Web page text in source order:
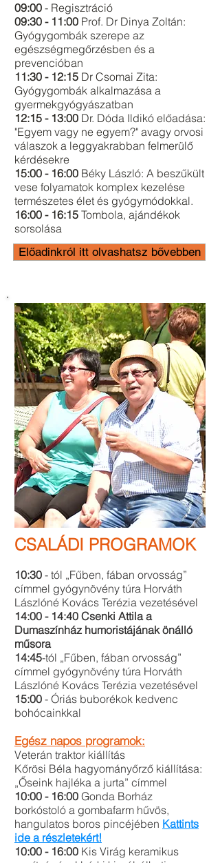
09:00 - Regisztráció
09:30 - 11:00 Prof. Dr Dinya Zoltán:
Gyógygombák szerepe az
egészségmegőrzésben és a
prevencióban
11:30 - 12:15 Dr Csomai Zita:
Gyógygombák alkalmazása a
gyermekgyógyászatban
12:15 - 13:00 Dr. Dóda Ildikó előadása:
"Egyem vagy ne egyem?" avagy orvosi
válaszok a leggyakrabban felmerülő
kérdésekre
15:00 - 16:00 Béky László: A beszűkült
vese folyamatok komplex kezelése
természetes élet és gyógymódokkal.
16:00 - 16:15 Tombola, ajándékok
sorsolása
Előadinkról itt olvashatsz bővebben
CSALÁDI PROGRAMOK
10:30 - tól „Fűben, fában orvosság”
címmel gyógynövény túra Horváth
Lászlóné Kovács Terézia vezetésével
14:00 - 14:40 Csenki Attila a
Dumaszínház humoristájának önálló
műsora
14:45-tól „Fűben, fában orvosság”
címmel gyógynövény túra Horváth
Lászlóné Kovács Terézia vezetésével
15:00 - Óriás buborékok kedvenc
bohócainkkal
Egész napos programok:
Veterán traktor kiállítás
Kőrösi Béla hagyományőrző kiállítása:
„Őseink hajléka a jurta” címmel
10:00 - 16:00 Gonda Borház
borkóstoló a gombafarm hűvös,
hangulatos boros pincéjében Kattints
ide a részletekért!
10:00 - 16:00 Kis Virág keramikus